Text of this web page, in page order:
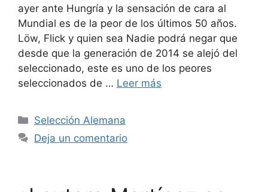
ayer ante Hungría y la sensación de cara al
Mundial es de la peor de los últimos 50 años.
Löw, Flick y quien sea Nadie podrá negar que
desde que la generación de 2014 se alejó del
seleccionado, este es uno de los peores
seleccionados de … Leer más
Categorías
Selección Alemana
Deja un comentario